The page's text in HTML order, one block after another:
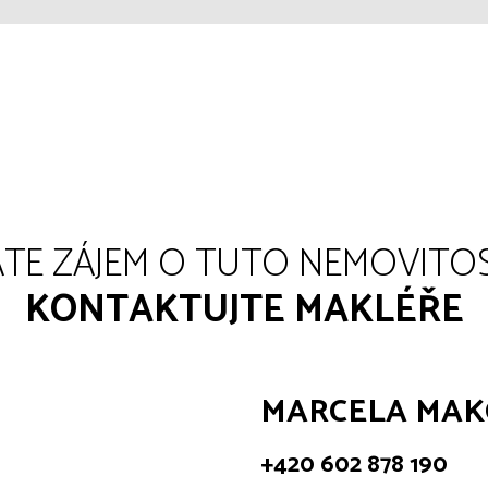
ZÁJEM O TUTO
KONTAKTUJTE MAKLÉŘE
MARCELA
+420 602 878 190